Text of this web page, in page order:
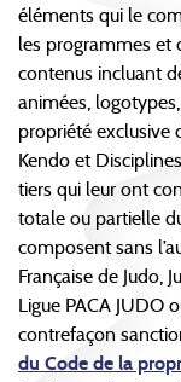
éléments qui le
les programmes et
contenus incluant
animées,
propriété exclusive
Kendo et
tiers qui leur ont
totale ou partielle
composent sans
Française de Judo,
Ligue PACA
contrefaçon
du Code de la